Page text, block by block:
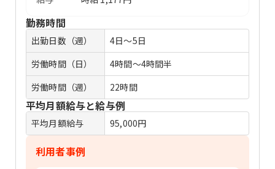
勤務時間
出勤日数（週）
4日～5日
労働時間（日）
4時間〜4時間半
労働時間（週）
22時間
平均月額給与と給与例
平均月額給与 95,000円
利用者事例